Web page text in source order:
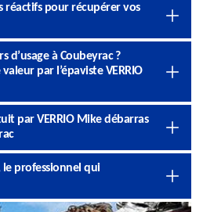
réactifs pour récupérer vos
d’usage à Coubeyrac ?
par l’épaviste VERRIO
par VERRIO Mike débarras
le professionnel qui